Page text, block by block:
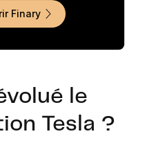
Finary
le
Tesla ?